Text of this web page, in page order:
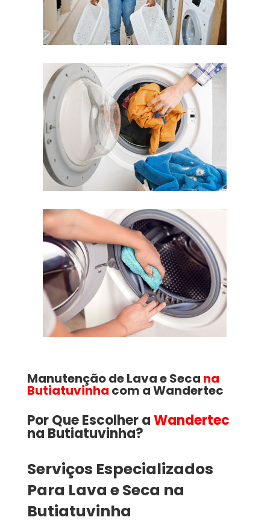
Manutenção de Lava e Seca na
Butiatuvinha com a Wandertec
Por Que Escolher aWandertec
na Butiatuvinha​​​?
Serviços Especializados
Para Lava e Seca na
Butiatuvinha